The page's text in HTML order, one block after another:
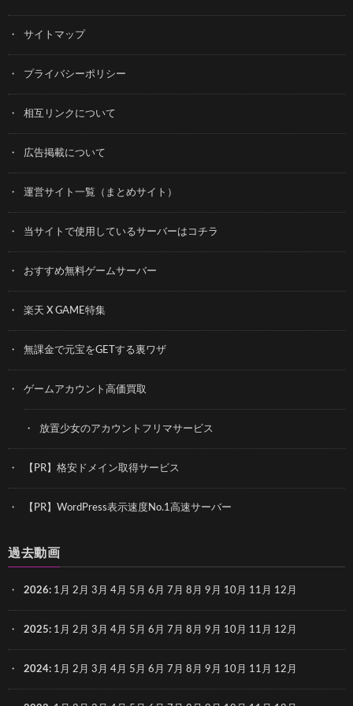
サイトマップ
プライバシーポリシー
相互リンクについて
広告掲載について
運営サイト一覧（まとめサイト）
当サイトで使用しているサーバーはコチラ
おすすめ無料ゲームサーバー
楽天 X GAME特集
無課金で元宝をGETする裏ワザ
ゲームアカウント高価買取
放置少女のアカウントフリマサービス
【PR】格安ドメイン取得サービス
【PR】WordPress表示速度No.1高速サーバー
過去動画
2026: 1月 2月 3月 4月 5月 6月 7月 8月 9月 10月 11月 12月
2025: 1月 2月 3月 4月 5月 6月 7月 8月 9月 10月 11月 12月
2024: 1月 2月 3月 4月 5月 6月 7月 8月 9月 10月 11月 12月